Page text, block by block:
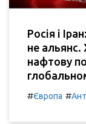
Росія і
не альянс.
нафтову
#Європа #